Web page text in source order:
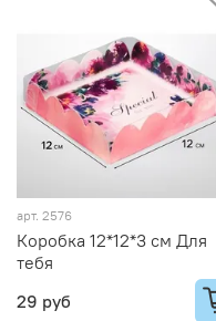
арт. 2576
Коробка 12*12*3 см Для
тебя
29 руб